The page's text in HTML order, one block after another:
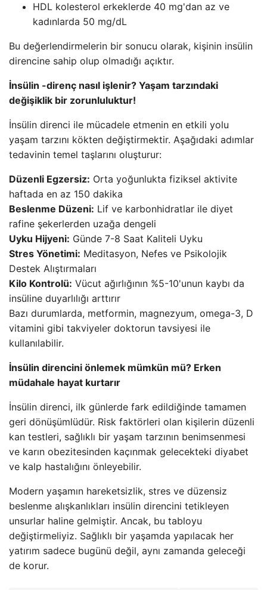
HDL kolesterol erkeklerde 40 mg'dan az ve
kadınlarda 50 mg/dL
Bu değerlendirmelerin bir sonucu olarak, kişinin insülin
direncine sahip olup olmadığı açıktır.
İnsülin -direnç nasıl işlenir? Yaşam tarzındaki
değişiklik bir zorunluluktur!
İnsülin direnci ile mücadele etmenin en etkili yolu
yaşam tarzını kökten değiştirmektir. Aşağıdaki adımlar
tedavinin temel taşlarını oluşturur:
Düzenli Egzersiz: Orta yoğunlukta fiziksel aktivite
haftada en az 150 dakika
Beslenme Düzeni: Lif ve karbonhidratlar ile diyet
rafine şekerlerden uzağa dengeli
Uyku Hijyeni: Günde 7-8 Saat Kaliteli Uyku
Stres Yönetimi: Meditasyon, Nefes ve Psikolojik
Destek Alıştırmaları
Kilo Kontrolü: Vücut ağırlığının %5-10'unun kaybı da
insüline duyarlılığı arttırır
Bazı durumlarda, metformin, magnezyum, omega-3, D
vitamini gibi takviyeler doktorun tavsiyesi ile
kullanılabilir.
İnsülin direncini önlemek mümkün mü? Erken
müdahale hayat kurtarır
İnsülin direnci, ilk günlerde fark edildiğinde tamamen
geri dönüşümlüdür. Risk faktörleri olan kişilerin düzenli
kan testleri, sağlıklı bir yaşam tarzının benimsenmesi
ve karın obezitesinden kaçınmak gelecekteki diyabet
ve kalp hastalığını önleyebilir.
Modern yaşamın hareketsizlik, stres ve düzensiz
beslenme alışkanlıkları insülin direncini tetikleyen
unsurlar haline gelmiştir. Ancak, bu tabloyu
değiştirmeliyiz. Sağlıklı bir yaşamda yapılacak her
yatırım sadece bugünü değil, aynı zamanda geleceği
de korur.